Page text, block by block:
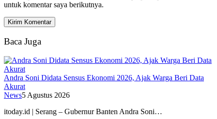
untuk komentar saya berikutnya.
Baca Juga
Andra Soni Didata Sensus Ekonomi 2026, Ajak Warga Beri Data
Akurat
News5 Agustus 2026
itoday.id | Serang – Gubernur Banten Andra Soni…